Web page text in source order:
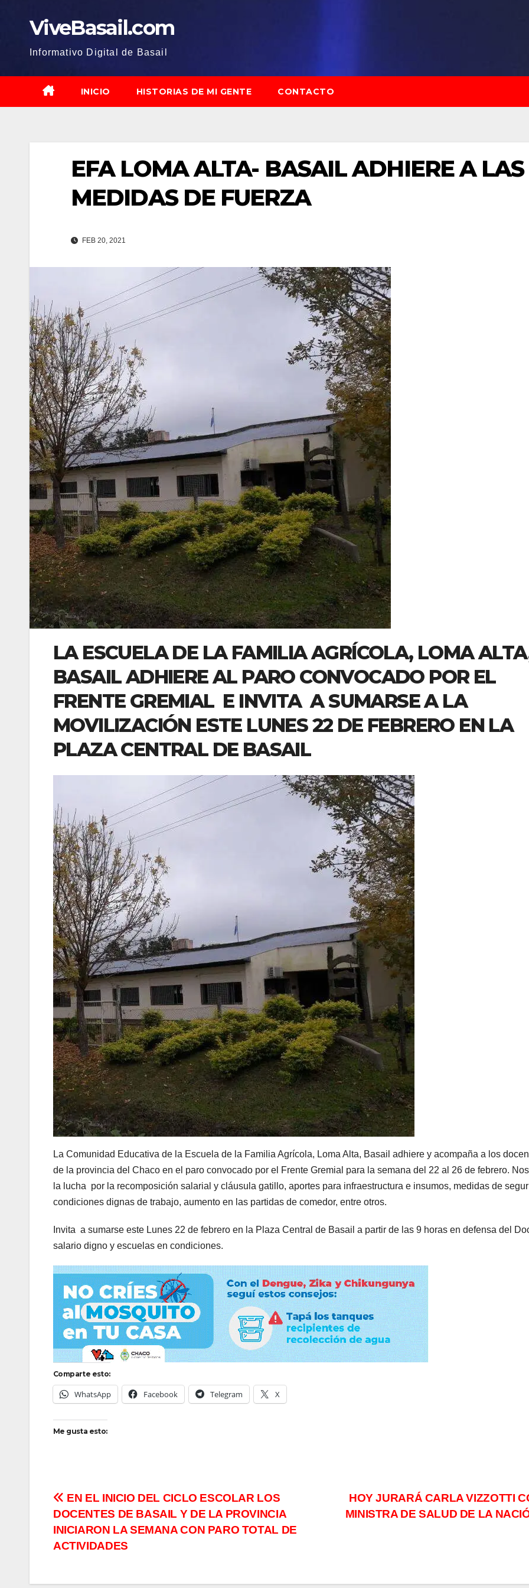
ViveBasail.com
Informativo Digital de Basail
INICIO HISTORIAS DE MI GENTE CONTACTO
EFA LOMA ALTA- BASAIL ADHIERE A LAS
MEDIDAS DE FUERZA
FEB 20, 2021
LA ESCUELA DE LA FAMILIA AGRÍCOLA, LOMA
BASAIL ADHIERE AL PARO CONVOCADO POR EL
FRENTE GREMIAL E INVITA A SUMARSE A LA
MOVILIZACIÓN ESTE LUNES 22 DE FEBRERO EN LA
PLAZA CENTRAL DE BASAIL
La Comunidad Educativa de la Escuela de la Familia Agrícola, Loma Alta, Basail adhiere y acompaña a los
de la provincia del Chaco en el paro convocado por el Frente Gremial para la semana del 22 al 26 de febrero.
la lucha por la recomposición salarial y cláusula gatillo, aportes para infraestructura e insumos, medidas de
condiciones dignas de trabajo, aumento en las partidas de comedor, entre otros.
Invita a sumarse este Lunes 22 de febrero en la Plaza Central de Basail a partir de las 9 horas en defensa del
salario digno y escuelas en condiciones.
Comparte esto:
WhatsApp Facebook Telegram X
Me gusta esto:
Navegación
de
entradas
HOY JURARÁ CARLA VIZZOTTI
MINISTRA DE SALUD DE LA
EN EL INICIO DEL CICLO ESCOLAR LOS
DOCENTES DE BASAIL Y DE LA PROVINCIA
INICIARON LA SEMANA CON PARO TOTAL DE
ACTIVIDADES